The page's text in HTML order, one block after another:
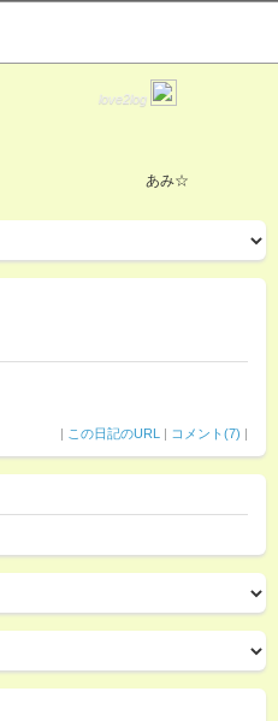
love2log
あみ☆
| この日記のURL | コメント(7) |